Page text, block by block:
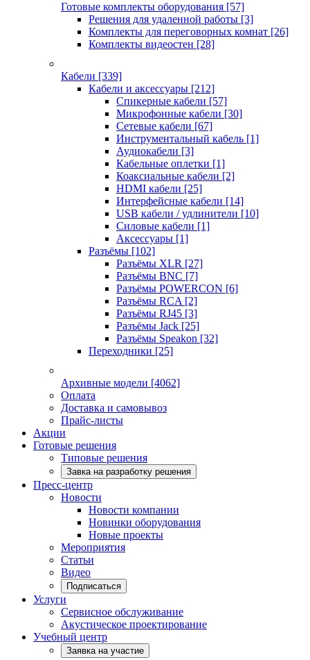
Готовые комплекты оборудования [57]
Решения для удаленной работы [3]
Комплекты для переговорных комнат [26]
Комплекты видеостен [28]
Кабели [339]
Кабели и аксессуары [212]
Спикерные кабели [57]
Микрофонные кабели [30]
Сетевые кабели [67]
Инструментальный кабель [1]
Аудиокабели [3]
Кабельные оплетки [1]
Коаксиальные кабели [2]
HDMI кабели [25]
Интерфейсные кабели [14]
USB кабели / удлинители [10]
Силовые кабели [1]
Аксессуары [1]
Разъёмы [102]
Разъёмы XLR [27]
Разъёмы BNC [7]
Разъёмы POWERCON [6]
Разъёмы RCA [2]
Разъёмы RJ45 [3]
Разъёмы Jack [25]
Разъёмы Speakon [32]
Переходники [25]
Архивные модели [4062]
Оплата
Доставка и самовывоз
Прайс-листы
Акции
Готовые решения
Типовые решения
Завка на разработку решения
Пресс-центр
Новости
Новости компании
Новинки оборудования
Новые проекты
Мероприятия
Статьи
Видео
Подписаться
Услуги
Сервисное обслуживание
Акустическое проектирование
Учебный центр
Заявка на участие